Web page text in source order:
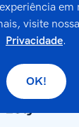
que está
em
visite nossa
Privacidade.
OK!